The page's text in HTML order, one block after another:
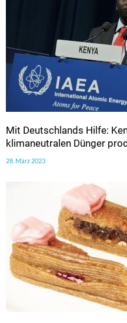
Mit Deutschlands Hilfe:
klimaneutralen Dünger
28. März 2023